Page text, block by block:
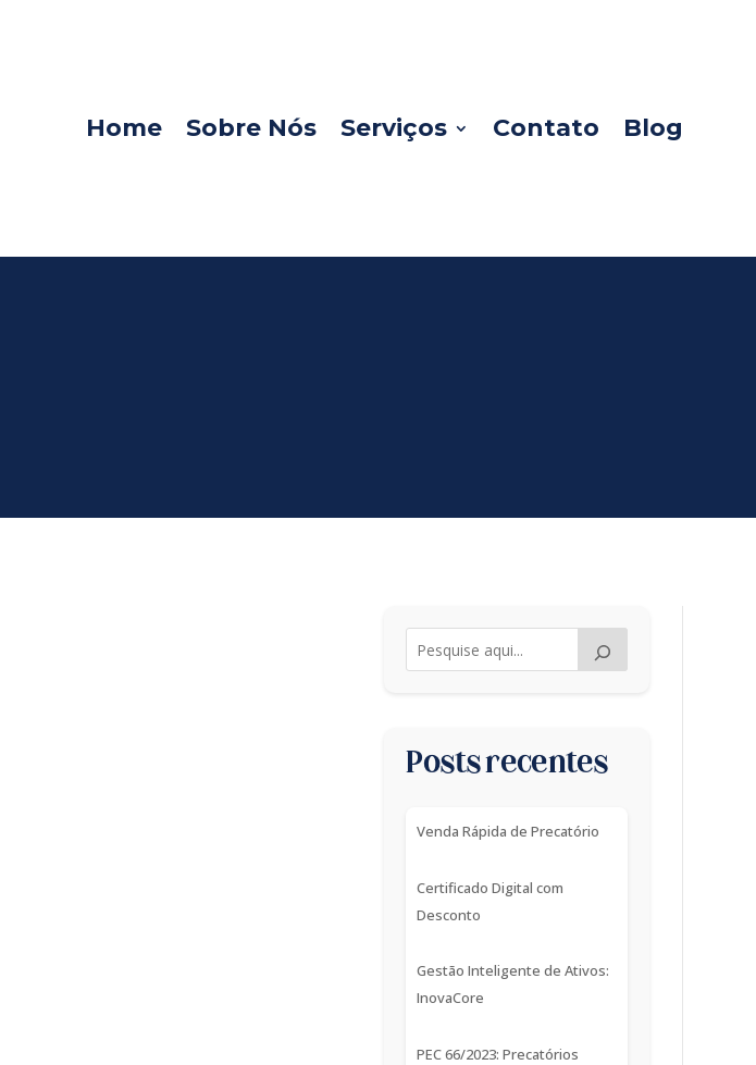
Home Sobre Nós Serviços Contato Blog
Posts recentes
Venda Rápida de Precatório
Certificado Digital com
Desconto
Gestão Inteligente de Ativos:
InovaCore
PEC 66/2023: Precatórios